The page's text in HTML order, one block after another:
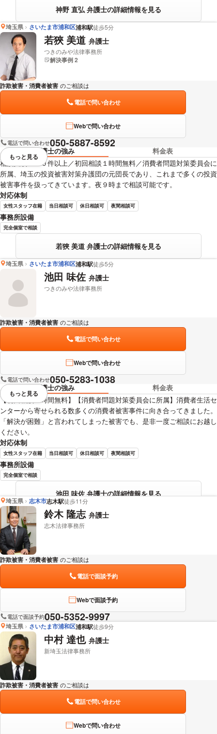
神野 直弘 弁護士の詳細情報を見る
埼玉県 さいたま市浦和区浦和駅徒歩5分
若狹 美道 弁護士
つきのみや法律事務所
解決事例 2
詐欺被害・消費者被害 のご相談は
電話で問い合わせ
Webで問い合わせ
電話で問い合わせ050-5887-8592
弁護士の強み
料金表
相談実績２００件以上／初回相談１時間無料／消費者問題対策委員会に
所属、埼玉の投資被害対策弁護団の元団長であり、これまで多くの投資
被害事件を扱ってきています。夜９時まで相談可能です。
対応体制
女性スタッフ在籍 当日相談可 休日相談可 夜間相談可
事務所設備
完全個室で相談
若狹 美道 弁護士の詳細情報を見る
視覚的に省略されている要素を
もっと見る
埼玉県 さいたま市浦和区浦和駅徒歩5分
池田 味佐 弁護士
つきのみや法律事務所
詐欺被害・消費者被害 のご相談は
電話で問い合わせ
Webで問い合わせ
電話で問い合わせ050-5283-1038
弁護士の強み
料金表
【初回相談１時間無料】【消費者問題対策委員会に所属】消費者生活セ
ンターから寄せられる数多くの消費者被害事件に向き合ってきました。
「解決が困難」と言われてしまった被害でも、是非一度ご相談にお越し
ください。
対応体制
女性スタッフ在籍 当日相談可 休日相談可 夜間相談可
事務所設備
完全個室で相談
池田 味佐 弁護士の詳細情報を見る
視覚的に省略されている要素を
もっと見る
埼玉県 志木市志木駅徒歩11分
鈴木 隆志 弁護士
志木法律事務所
詐欺被害・消費者被害 のご相談は
電話で面談予約
Webで面談予約
電話で面談予約050-5352-9997
埼玉県 さいたま市浦和区浦和駅徒歩9分
中村 達也 弁護士
新埼玉法律事務所
詐欺被害・消費者被害 のご相談は
電話で問い合わせ
Webで問い合わせ